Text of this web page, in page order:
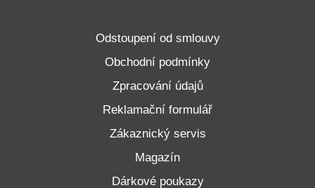
Odstoupení od smlouvy
Obchodní podmínky
Zpracování údajů
Reklamační formulář
Zákaznický servis
Magazín
Dárkové poukazy